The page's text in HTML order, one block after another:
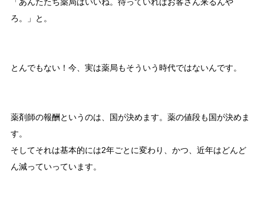
ろ。」と。
とんでもない！今、実は薬局もそういう時代ではないんです。
薬剤師の報酬というのは、国が決めます。薬の値段も国が決めま
す。
そしてそれは基本的には2年ごとに変わり、かつ、近年はどんど
ん減っていっています。